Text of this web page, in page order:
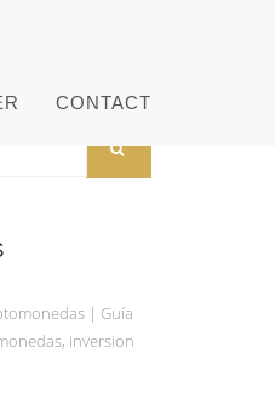
CONTACT
| Guía
inversion